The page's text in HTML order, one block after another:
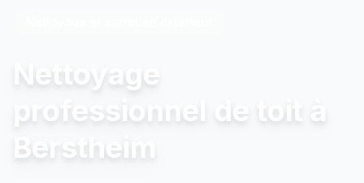
Nettoyage
professionnel de toit à
Berstheim